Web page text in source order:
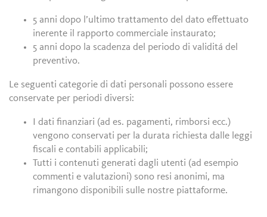
5 anni dopo l’ultimo trattamento del dato effettuato
inerente il rapporto commerciale instaurato;
5 anni dopo la scadenza del periodo di validitá del
preventivo.
Le seguenti categorie di dati personali possono essere
conservate per periodi diversi:
I dati finanziari (ad es. pagamenti, rimborsi ecc.)
vengono conservati per la durata richiesta dalle leggi
fiscali e contabili applicabili;
Tutti i contenuti generati dagli utenti (ad esempio
commenti e valutazioni) sono resi anonimi, ma
rimangono disponibili sulle nostre piattaforme.